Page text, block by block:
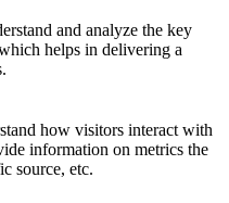
Логист!
Готова помочь
and analyze the key
helps in delivering a
how visitors interact with
information on metrics the
source, etc.